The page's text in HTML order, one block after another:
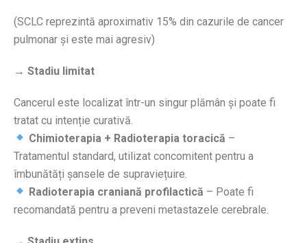
(SCLC reprezintă aproximativ 15% din cazurile de cancer
pulmonar și este mai agresiv)
→ Stadiu limitat
Cancerul este localizat într-un singur plămân și poate fi
tratat cu intenție curativă.
Chimioterapia + Radioterapia toracică –
Tratamentul standard, utilizat concomitent pentru a
îmbunătăți șansele de supraviețuire.
Radioterapia craniană profilactică – Poate fi
recomandată pentru a preveni metastazele cerebrale.